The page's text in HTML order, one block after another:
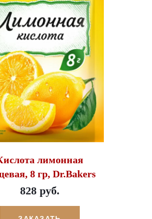
лимонная
8 гр, Dr.Bakers
828 руб.